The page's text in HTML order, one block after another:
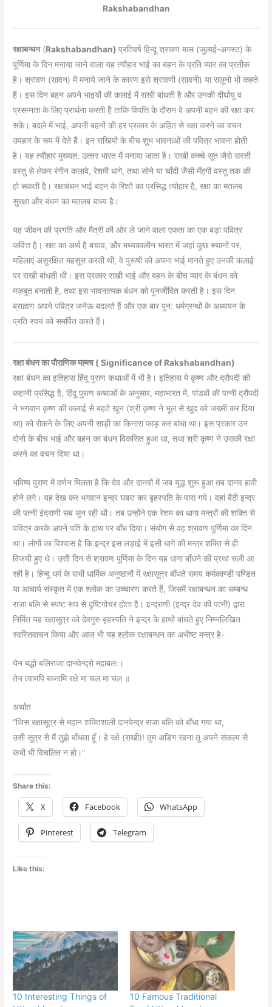
Rakshabandhan
रक्षाबन्धन(Rakshabandhan)प्रतिवर्ष हिन्‍दू श्रावण मास (जुलाई-अगस्‍त) के
पूर्णिमा के दिन मनाया जाने वाला यह त्‍यौहार भाई का बहन के प्रति प्‍यार का प्रतीक
है। श्रावण (सावन) में मनाये जाने के कारण इसे श्रावणी (सावनी) या सलूनो भी कहते
हैं। इस दिन बहन अपने भाइयों की कलाई में राखी बांधती है और उनकी दीर्घायु व
प्रसन्‍नता के लिए प्रार्थना करती हैं ताकि विपत्ति के दौरान वे अपनी बहन की रक्षा कर
सकें। बदले में भाई, अपनी बहनों की हर प्रकार के अहित से रक्षा करने का वचन
उपहार के रूप में देते हैं। इन राखियों के बीच शुभ भावनाओं की पवित्र भावना होती
है। यह त्‍यौहार मुख्‍यत: उत्‍तर भारत में मनाया जाता है। राखी कच्चे सूत जैसे सस्ती
वस्तु से लेकर रंगीन कलावे, रेशमी धागे, तथा सोने या चाँदी जैसी मँहगी वस्तु तक की
हो सकती है। रक्षाबंधन भाई बहन के रिश्ते का प्रसिद्ध त्योहार है, रक्षा का मतलब
सुरक्षा और बंधन का मतलब बाध्य है।
यह जीवन की प्रगति और मैत्री की ओर ले जाने वाला एकता का एक बड़ा पवित्र
कवित्त है। रक्षा का अर्थ है बचाव, और मध्‍यकालीन भारत में जहां कुछ स्‍थानों पर,
महिलाएं असुरक्षित महसूस करती थी, वे पुरूषों को अपना भाई मानते हुए उनकी कलाई
पर राखी बांधती थी। इस प्रकार राखी भाई और बहन के बीच प्‍यार के बंधन को
मज़बूत बनाती है, तथा इस भावनात्‍मक बंधन को पुनर्जीवित करती है। इस दिन
ब्रा‍ह्मण अपने पवित्र जनेऊ बदलते हैं और एक बार पुन: धर्मग्रन्‍थों के अध्‍ययन के
प्रति स्‍वयं को समर्पित करते हैं।
रक्षा बंधन का पौराणिक मह्त्व ( Significance of Rakshabandhan)
रक्षा बंधन का इतिहास हिंदू पुराण कथाओं में भी है। इतिहास मे कृष्ण और द्रौपदी की
कहानी प्रसिद्ध है, हिंदू पुराण कथाओं के अनुसार, महाभारत में, पांडवों की पत्‍नी द्रौपदी
ने भगवान कृष्‍ण की कलाई से बहते खून (श्री कृष्‍ण ने भूल से खुद को जख्‍मी कर दिया
था) को रोकने के लिए अपनी साड़ी का किनारा फाड़ कर बांधा था। इस प्रकार उन
दोनो के बीच भाई और बहन का बंधन विकसित हुआ था, तथा श्री कृष्‍ण ने उसकी रक्षा
करने का वचन दिया था।
भविष्य पुराण में वर्णन मिलता है कि देव और दानवों में जब युद्ध शुरू हुआ तब दानव हावी
होने लगे। यह देख कर भगवान इन्द्र घबरा कर बृहस्पति के पास गये। वहां बैठी इन्द्र
की पत्नी इंद्राणी सब सुन रही थी। तब उन्होंने एक रेशम का धागा मन्त्रों की शक्ति से
पवित्र करके अपने पति के हाथ पर बाँध दिया। संयोग से वह श्रावण पूर्णिमा का दिन
था। लोगों का विश्वास है कि इन्द्र इस लड़ाई में इसी धागे की मन्त्र शक्ति से ही
विजयी हुए थे। उसी दिन से श्रावण पूर्णिमा के दिन यह धागा बाँधने की प्रथा चली आ
रही है। हिन्दू धर्म के सभी धार्मिक अनुष्ठानों में रक्षासूत्र बाँधते समय कर्मकाण्डी पण्डित
या आचार्य संस्कृत में एक श्लोक का उच्चारण करते हैं, जिसमें रक्षाबन्धन का सम्बन्ध
राजा बलि से स्पष्ट रूप से दृष्टिगोचर होता है। इन्द्राणी (इन्द्र देव की पत्नी) द्वारा
निर्मित यह रक्षासूत्र को देवगुरु बृहस्पति ने इन्द्र के हाथों बांधते हुए निम्नलिखित
स्वस्तिवाचन किया और आज भी यह श्लोक रक्षाबन्धन का अभीष्ट मन्त्र है-
येन बद्धो बलिराजा दानवेन्द्रो महाबल:।
तेन त्वामपि बध्नामि रक्षे मा चल मा चल ॥
अर्थात
“जिस रक्षासूत्र से महान शक्तिशाली दानवेन्द्र राजा बलि को बाँधा गया था,
उसी सूत्र से मैं तुझे बाँधता हूँ। हे रक्षे (राखी)! तुम अडिग रहना तू अपने संकल्प से
कभी भी विचलित न हो।”
Share this:
X Facebook WhatsApp
Pinterest Telegram
Like this:
10 Interesting Things of
10 Famous Traditional